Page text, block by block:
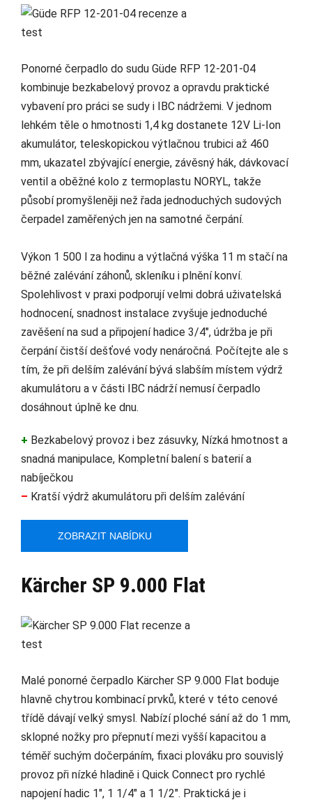
Ponorné čerpadlo do sudu Güde RFP 12-201-04
kombinuje bezkabelový provoz a opravdu praktické
vybavení pro práci se sudy i IBC nádržemi. V jednom
lehkém těle o hmotnosti 1,4 kg dostanete 12V Li-Ion
akumulátor, teleskopickou výtlačnou trubici až 460
mm, ukazatel zbývající energie, závěsný hák, dávkovací
ventil a oběžné kolo z termoplastu NORYL, takže
působí promyšleněji než řada jednoduchých sudových
čerpadel zaměřených jen na samotné čerpání.
Výkon 1 500 l za hodinu a výtlačná výška 11 m stačí na
běžné zalévání záhonů, skleníku i plnění konví.
Spolehlivost v praxi podporují velmi dobrá uživatelská
hodnocení, snadnost instalace zvyšuje jednoduché
zavěšení na sud a připojení hadice 3/4", údržba je při
čerpání čistší dešťové vody nenáročná. Počítejte ale s
tím, že při delším zalévání bývá slabším místem výdrž
akumulátoru a v části IBC nádrží nemusí čerpadlo
dosáhnout úplně ke dnu.
+ Bezkabelový provoz i bez zásuvky, Nízká hmotnost a
snadná manipulace, Kompletní balení s baterií a
nabíječkou
– Kratší výdrž akumulátoru při delším zalévání
ZOBRAZIT NABÍDKU
Kärcher SP 9.000 Flat
Malé ponorné čerpadlo Kärcher SP 9.000 Flat boduje
hlavně chytrou kombinací prvků, které v této cenové
třídě dávají velký smysl. Nabízí ploché sání až do 1 mm,
sklopné nožky pro přepnutí mezi vyšší kapacitou a
téměř suchým dočerpáním, fixaci plováku pro souvislý
provoz při nízké hladině i Quick Connect pro rychlé
napojení hadic 1", 1 1/4" a 1 1/2". Praktická je i